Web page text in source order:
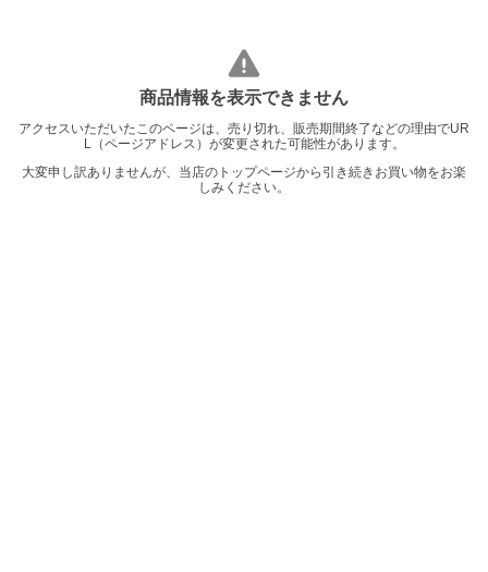
商品情報を表示できません
アクセスいただいたこのページは、売り切れ、販売期間終了などの理由でUR
L（ページアドレス）が変更された可能性があります。
大変申し訳ありませんが、当店のトップページから引き続きお買い物をお楽
しみください。